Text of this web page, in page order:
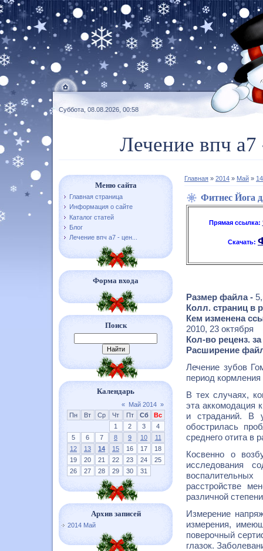
Суббота, 08.08.2026, 00:58
Лечение впч
Меню сайта
Главная страница
Информация о сайте
Каталог статей
Блог
Лечение впч а7 - цен...
Форма входа
Поиск
Календарь
« Май 2014 »
Пн
Вт Ср Чт Пт Сб
Вс
1
2 3
4
5
6 7 8 9 10
11
12
13 14 15 16 17
18
19
20 21 22 23 24
25
26
27 28 29 30 31
Архив записей
2014 Май
Главная » 2014 » Май » 14
Фитнес Йога
Прямая ссылка:
Скачать:
Размер файла -
Колл. страниц в
Кем изменена
2010, 23 октября
Кол-во реценз.
Расширение
Лечение зубов
период кормления
В тех случаях,
эта аккомодация
и страданий. В
обострилась
среднего отита в
Косвенно о
исследования
расстройстве
различной
Измерение
измерения,
поверочный
глазок.